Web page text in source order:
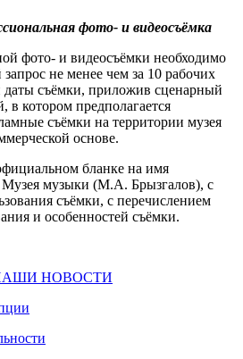
фото- и видеосъёмка
фото- и видеосъёмки необходимо
не менее чем за 10 рабочих
даты съёмки, приложив сценарный
котором предполагается
съёмки на территории музея
основе.
бланке на имя
Музея музыки (М.А. Брызгалов), с
съёмки, с перечислением
и особенностей съёмки.
НОВОСТИ